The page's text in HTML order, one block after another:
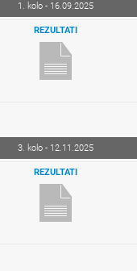
1. kolo - 16.09.2025
REZULTATI
3. kolo - 12.11.2025
REZULTATI